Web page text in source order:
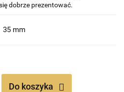
dobrze prezentować.
35 mm
Do koszyka